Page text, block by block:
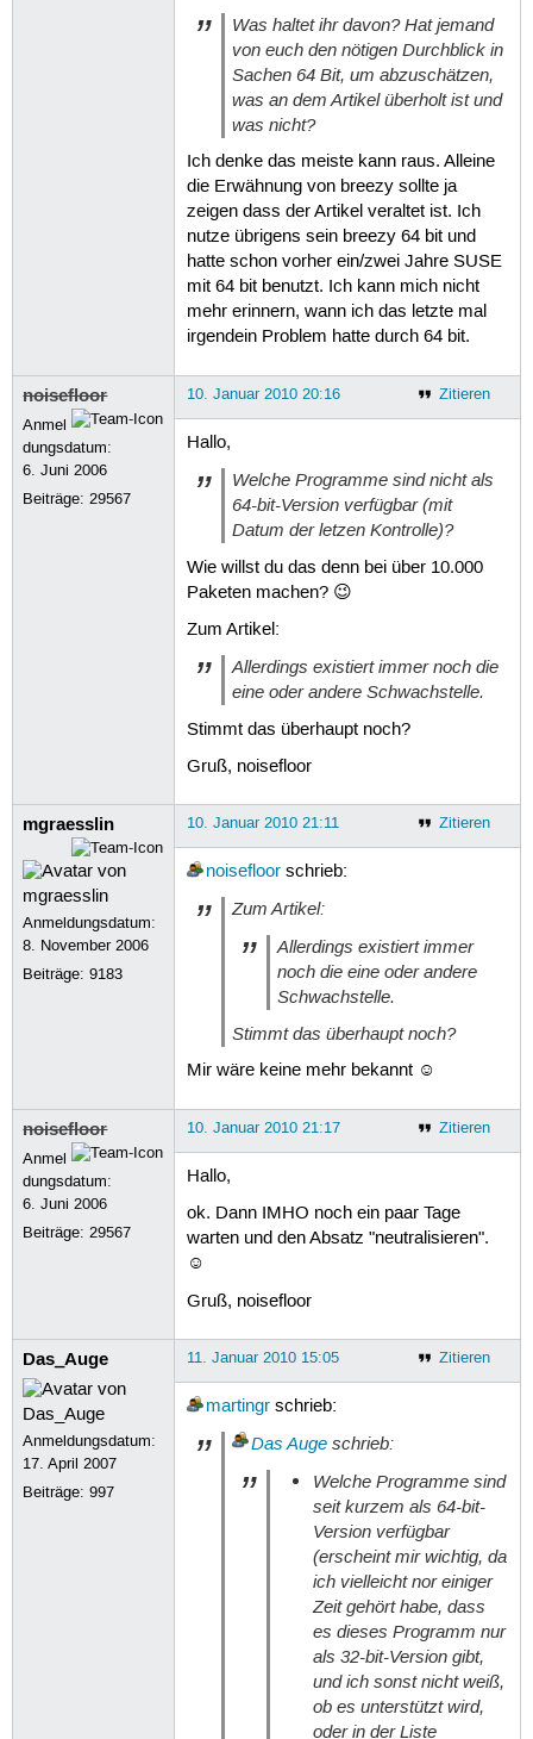
Was haltet ihr davon? Hat jemand
von euch den nötigen Durchblick in
Sachen 64 Bit, um abzuschätzen,
was an dem Artikel überholt ist und
was nicht?
Ich denke das meiste kann raus. Alleine
die Erwähnung von breezy sollte ja
zeigen dass der Artikel veraltet ist. Ich
nutze übrigens sein breezy 64 bit und
hatte schon vorher ein/zwei Jahre SUSE
mit 64 bit benutzt. Ich kann mich nicht
mehr erinnern, wann ich das letzte mal
irgendein Problem hatte durch 64 bit.
noisefloor
Anmel
dungsdatum:
6. Juni 2006
Beiträge:29567
Zitieren
10. Januar 2010 20:16
Hallo,
Welche Programme sind nicht als
64-bit-Version verfügbar (mit
Datum der letzen Kontrolle)?
Wie willst du das denn bei über 10.000
Paketen machen? 😉
Zum Artikel:
Allerdings existiert immer noch die
eine oder andere Schwachstelle.
Stimmt das überhaupt noch?
Gruß, noisefloor
mgraesslin
Anmeldungsdatum:
8. November 2006
Beiträge:9183
Zitieren
10. Januar 2010 21:11
noisefloorschrieb:
Zum Artikel:
Allerdings existiert immer
noch die eine oder andere
Schwachstelle.
Stimmt das überhaupt noch?
Mir wäre keine mehr bekannt ☺
noisefloor
Anmel
dungsdatum:
6. Juni 2006
Beiträge:29567
Zitieren
10. Januar 2010 21:17
Hallo,
ok. Dann IMHO noch ein paar Tage
warten und den Absatz "neutralisieren".
☺
Gruß, noisefloor
Das_Auge
Anmeldungsdatum:
17. April 2007
Beiträge:997
Zitieren
11. Januar 2010 15:05
martingrschrieb:
Das Augeschrieb:
Welche Programme sind
seit kurzem als 64-bit-
Version verfügbar
(erscheint mir wichtig, da
ich vielleicht nor einiger
Zeit gehört habe, dass
es dieses Programm nur
als 32-bit-Version gibt,
und ich sonst nicht weiß,
ob es unterstützt wird,
oder in der Liste